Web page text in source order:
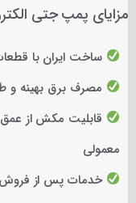
مزایای پمپ جتی
ساخت ایران با
مصرف برق بهینه و
قابلیت مکش از عمق
معمولی
خدمات پس از